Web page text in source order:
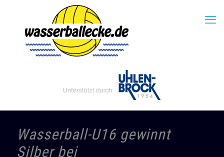
Wasserball-U16 gewinnt
Silber bei